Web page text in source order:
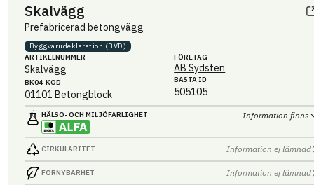
Skalvägg
Prefabricerad betongvägg
Byggvaru­deklaration (BVD)
ARTIKEL­NUMMER
Skalvägg
BK04-KOD
01101 Betongblock
FÖRETAG
AB Sydsten
BASTA ID
505105
HÄLSO- OCH MILJÖ­FARLIGHET Information finns
CIRKULARITET Information ej lämnad
FÖRNYBARHET Information ej lämnad